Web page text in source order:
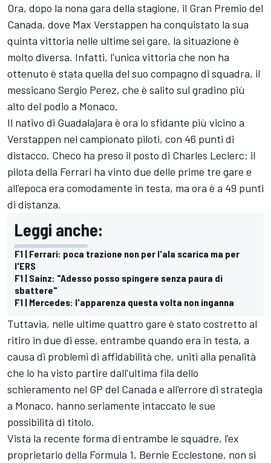
Ora, dopo la nona gara della stagione, il Gran Premio del
Canada, dove Max Verstappen ha conquistato la sua
quinta vittoria nelle ultime sei gare, la situazione è
molto diversa. Infatti, l'unica vittoria che non ha
ottenuto è stata quella del suo compagno di squadra, il
messicano Sergio Perez, che è salito sul gradino più
alto del podio a Monaco.
Il nativo di Guadalajara è ora lo sfidante più vicino a
Verstappen nel campionato piloti, con 46 punti di
distacco. Checo ha preso il posto di Charles Leclerc: il
pilota della Ferrari ha vinto due delle prime tre gare e
all'epoca era comodamente in testa, ma ora è a 49 punti
di distanza.
Leggi anche:
F1 | Ferrari: poca trazione non per l'ala scarica ma per
l'ERS
F1 | Sainz: "Adesso posso spingere senza paura di
sbattere"
F1 | Mercedes: l'apparenza questa volta non inganna
Tuttavia, nelle ultime quattro gare è stato costretto al
ritiro in due di esse, entrambe quando era in testa, a
causa di problemi di affidabilità che, uniti alla penalità
che lo ha visto partire dall'ultima fila dello
schieramento nel GP del Canada e all'errore di strategia
a Monaco, hanno seriamente intaccato le sue
possibilità di titolo.
Vista la recente forma di entrambe le squadre, l'ex
proprietario della Formula 1, Bernie Ecclestone, non si